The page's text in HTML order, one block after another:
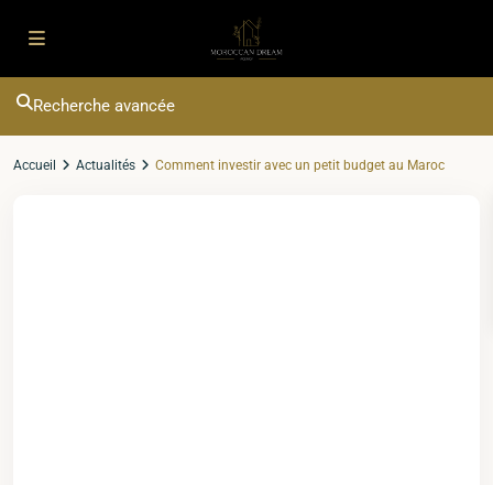
Recherche avancée
Accueil Actualités Comment investir avec un petit budget au Maroc